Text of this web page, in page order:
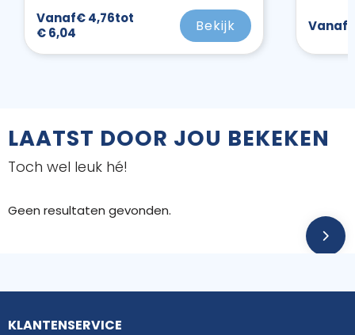
Vanaf€ 4,76tot
€ 6,04
Bekijk Vanaf
LAATST DOOR JOU BEKEKEN
Toch wel leuk hé!
Geen resultaten gevonden.
KLANTENSERVICE